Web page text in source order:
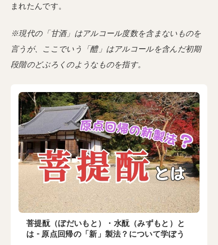
まれたんです。
※現代の「甘酒」はアルコール度数を含まないものを
言うが、ここでいう「醴」はアルコールを含んだ初期
段階のどぶろくのようなものを指す。
菩提酛（ぼだいもと）・水酛（みずもと）と
は - 原点回帰の「新」製法？について学ぼう